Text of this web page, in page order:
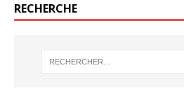
RECHERCHE